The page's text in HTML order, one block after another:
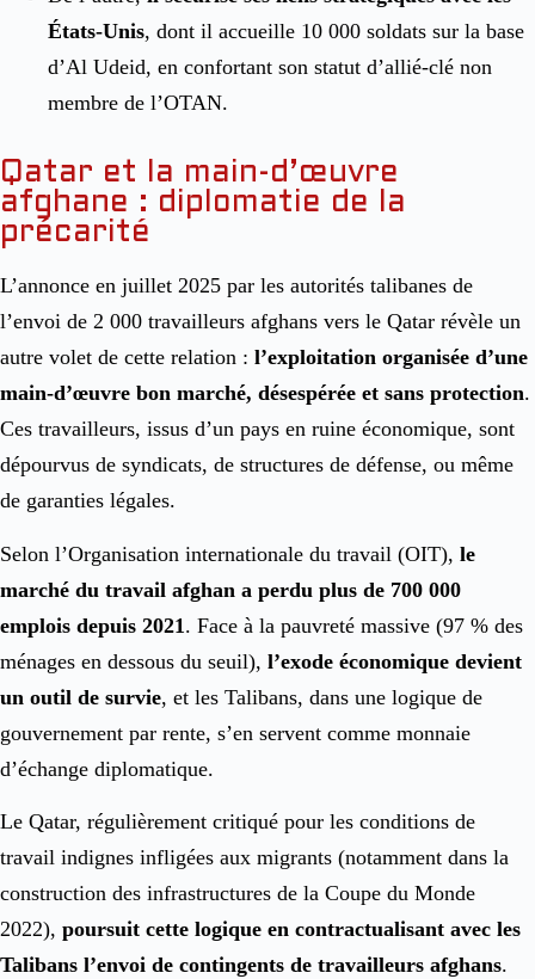
États-Unis, dont il accueille 10 000 soldats sur la base
d’Al Udeid, en confortant son statut d’allié-clé non
membre de l’OTAN.
Qatar et la main-d’œuvre
afghane : diplomatie de la
précarité
L’annonce en juillet 2025 par les autorités talibanes de
l’envoi de 2 000 travailleurs afghans vers le Qatar révèle un
autre volet de cette relation : l’exploitation organisée d’une
main-d’œuvre bon marché, désespérée et sans protection.
Ces travailleurs, issus d’un pays en ruine économique, sont
dépourvus de syndicats, de structures de défense, ou même
de garanties légales.
Selon l’Organisation internationale du travail (OIT), le
marché du travail afghan a perdu plus de 700 000
emplois depuis 2021 . Face à la pauvreté massive (97 % des
ménages en dessous du seuil), l’exode économique devient
un outil de survie, et les Talibans, dans une logique de
gouvernement par rente, s’en servent comme monnaie
d’échange diplomatique.
Le Qatar, régulièrement critiqué pour les conditions de
travail indignes infligées aux migrants (notamment dans la
construction des infrastructures de la Coupe du Monde
2022), poursuit cette logique en contractualisant avec les
Talibans l’envoi de contingents de travailleurs afghans.